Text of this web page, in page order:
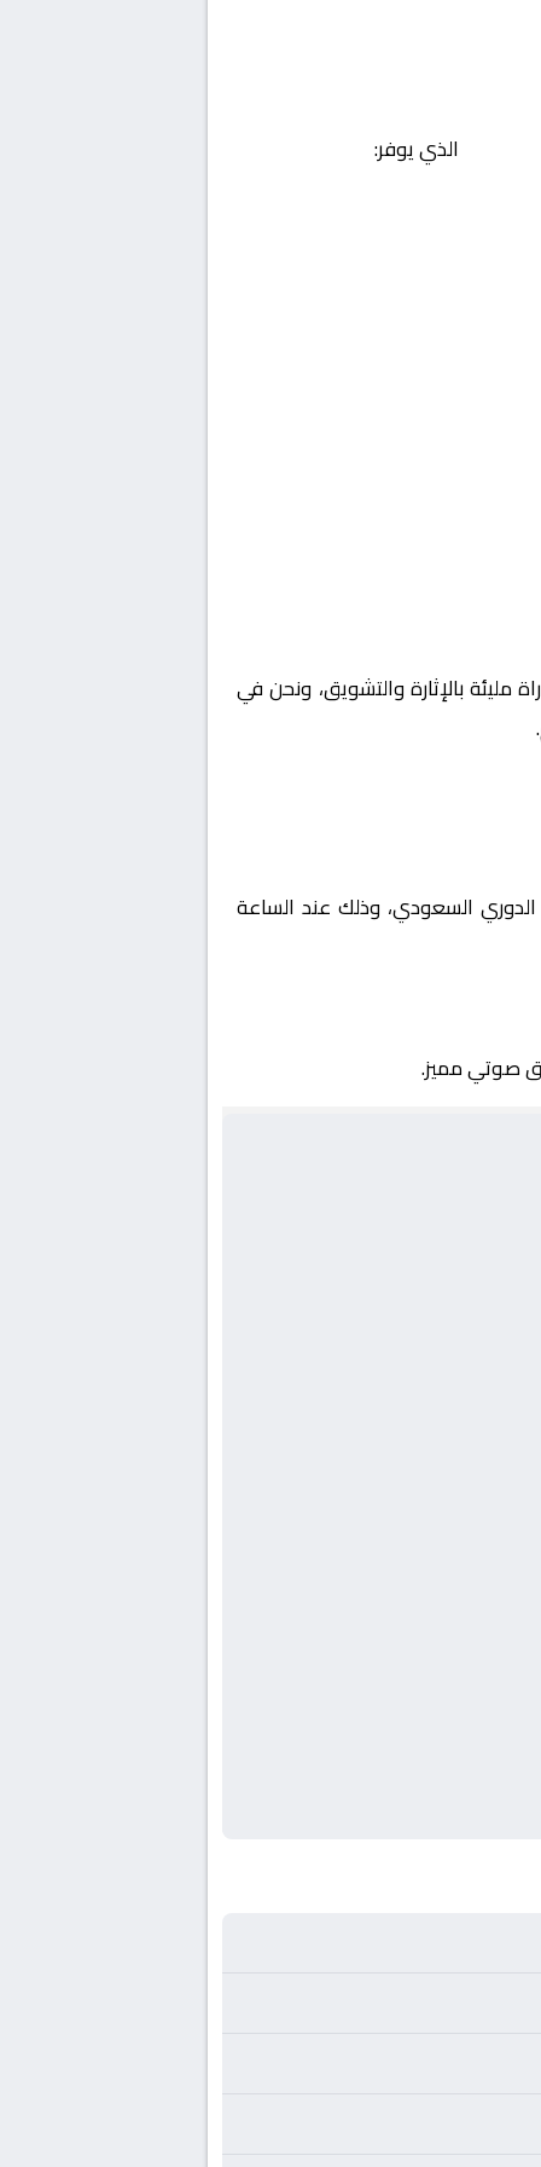
الذي يوفر:
مليئة بالإثارة والتشويق، ونحن في
الدوري السعودي، وذلك عند الساعة